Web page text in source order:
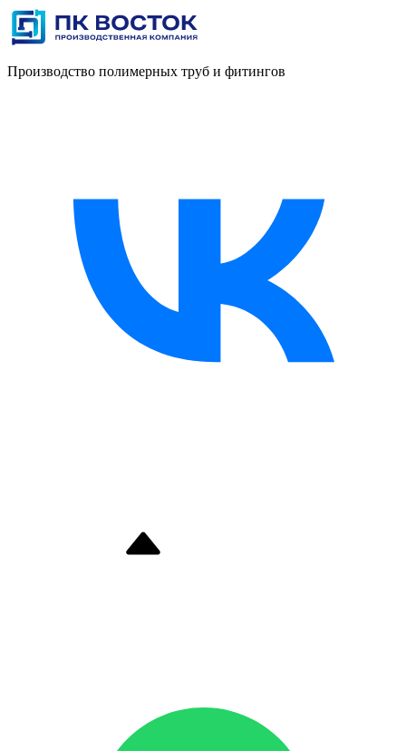
Производство полимерных труб и фитингов